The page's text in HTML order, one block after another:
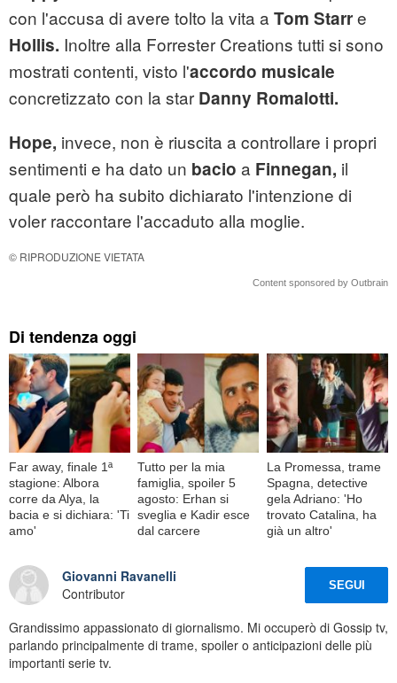
con l'accusa di avere tolto la vita a Tom Starre
Hollis. Inoltre alla Forrester Creations tutti si sono
mostrati contenti, visto l'accordo musicale
concretizzato con la star Danny Romalotti.
Hope, invece, non è riuscita a controllare i propri
sentimenti e ha dato un bacio a Finnegan, il
quale però ha subito dichiarato l'intenzione di
voler raccontare l'accaduto alla moglie.
© RIPRODUZIONE VIETATA
Content sponsored by Outbrain
Di tendenza oggi
Far away, finale 1ª
stagione: Albora
corre da Alya, la
bacia e si dichiara: 'Ti
amo'
Tutto per la mia
famiglia, spoiler 5
agosto: Erhan si
sveglia e Kadir esce
dal carcere
La Promessa, trame
Spagna, detective
gela Adriano: 'Ho
trovato Catalina, ha
già un altro'
Giovanni Ravanelli
Contributor
SEGUI
Grandissimo appassionato di giornalismo. Mi occuperò di Gossip tv,
parlando principalmente di trame, spoiler o anticipazioni delle più
importanti serie tv.